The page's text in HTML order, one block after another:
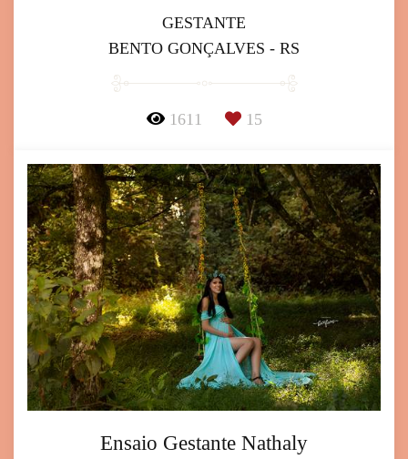
GESTANTE
BENTO GONÇALVES - RS
1611 15
Ensaio Gestante Nathaly